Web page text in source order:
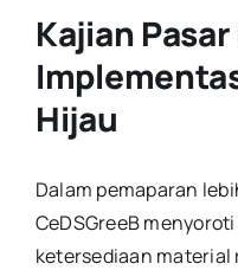
Kajian
Hijau
Dalam pemaparan
CeDSGreeB
ketersediaan material